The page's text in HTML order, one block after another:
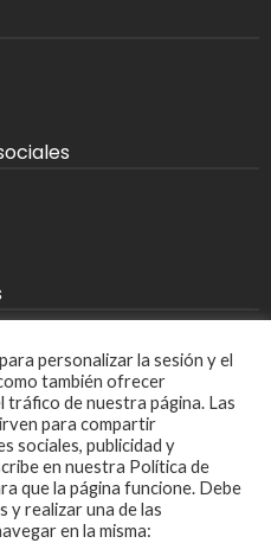
personalizar la sesión y el
también ofrecer
tráfico de nuestra página. Las
para compartir
sociales, publicidad y
en nuestra Política de
que la página funcione. Debe
y realizar una de las
en la misma: